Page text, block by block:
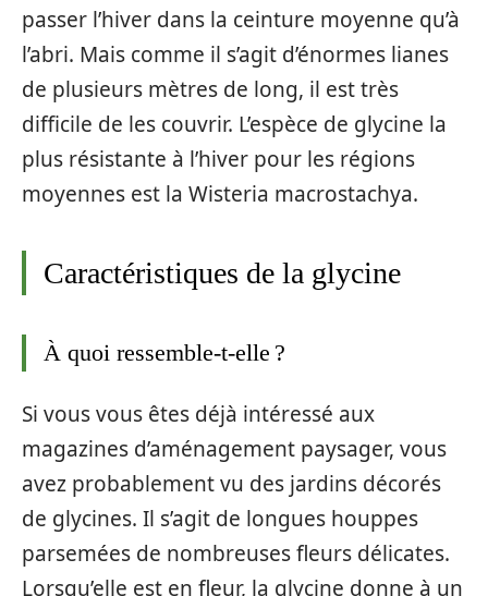
passer l’hiver dans la ceinture moyenne qu’à
l’abri. Mais comme il s’agit d’énormes lianes
de plusieurs mètres de long, il est très
difficile de les couvrir. L’espèce de glycine la
plus résistante à l’hiver pour les régions
moyennes est la Wisteria macrostachya.
Caractéristiques de la glycine
À quoi ressemble-t-elle ?
Si vous vous êtes déjà intéressé aux
magazines d’aménagement paysager, vous
avez probablement vu des jardins décorés
de glycines. Il s’agit de longues houppes
parsemées de nombreuses fleurs délicates.
Lorsqu’elle est en fleur, la glycine donne à un